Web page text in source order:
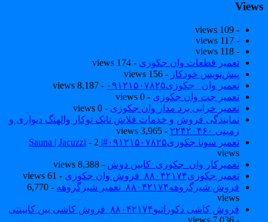
- 109 views
- 117 views
- 118 views
تعمیر قطعات وان جکوزی - 174 views
پیش‌نویس خودکار- 156 views
تعمیر وان _جکوزی۰۹۱۲۱۵۰۷۸۲۵
- 8,187 views
تعمیر جت وان جکوزی - 0 views
تعمیر خرابی برد مدار وان جکوزی - 0 views
نمایندگی فروش و خدمات فلاش تانک توکار والهنگ دیواری و
زمینی ۲۲۴۲۰۴۶۰
- 3,965 views
تعمیر سونا جکوزی۰۹۱۲۱۵۰۷۸۲۵#| Sauna | Jacuzzi
- 2
views
تعمیرکار وان_جکوزی_کابین دوش- 8,388 views
تعمیر جکوزی۸۸۰۴۲۱۷۴_فروش وان جکوزی
- 61 views
فروش شیرگروهه۸۸۰۴۲۱۷۴_تعمیر شیرگروهه
- 6,770
views
فروش کاشی دکوراتیو۸۸۰۴۲۱۷۴_فروش کاشی بین کابینتی